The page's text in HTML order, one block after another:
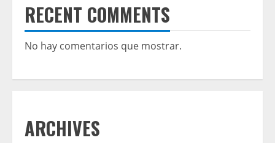
RECENT COMMENTS
No hay comentarios que mostrar.
ARCHIVES